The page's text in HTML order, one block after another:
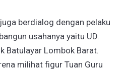
berdialog dengan pelaku
usahanya yaitu UD.
Batulayar Lombok Barat.
milihat figur Tuan Guru